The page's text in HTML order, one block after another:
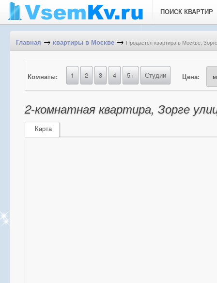
ПОИСК КВАРТИР
Главная → квартиры в Москве → Продается квартира в Москве,
Комнаты: 1 2 3 4 5+ Студии Цена:
2-комнатная квартира, Зорге
Карта